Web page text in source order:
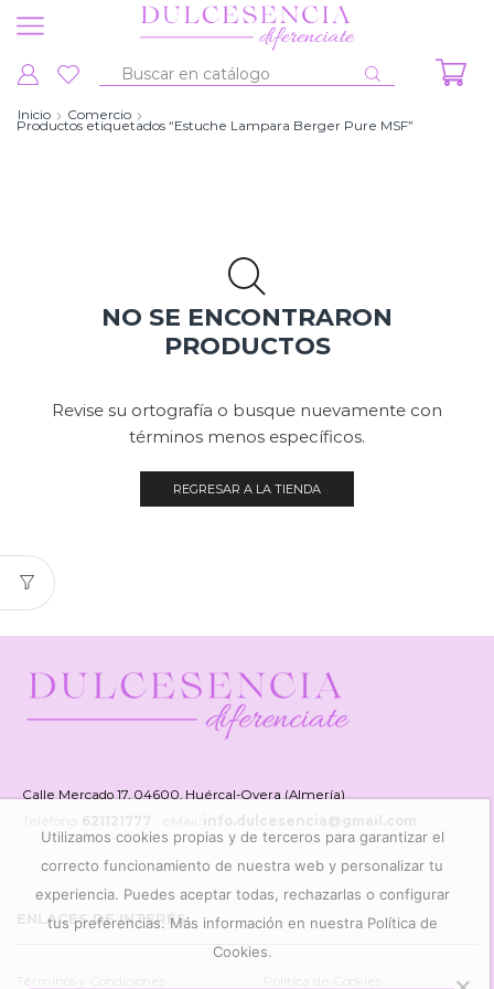
Entrada
búsqueda
Inicio Comercio
Productos etiquetados “Estuche Lampara Berger Pure MSF”
NO SE ENCONTRARON
PRODUCTOS
Revise su ortografía o busque nuevamente con
términos menos específicos.
REGRESAR A LA TIENDA
Calle Mercado 17, 04600, Huércal-Overa (Almería)
Teléfono: 621121777 info.dulcesencia@gmail.com
ENLACES DE INTERÉS
Términos y Condiciones Política de Cookies
Utilizamos cookies propias y de terceros para garantizar el
correcto funcionamiento de nuestra web y personalizar tu
experiencia. Puedes aceptar todas, rechazarlas o configurar
tus preferencias. Más información en nuestra Política de
Cookies.